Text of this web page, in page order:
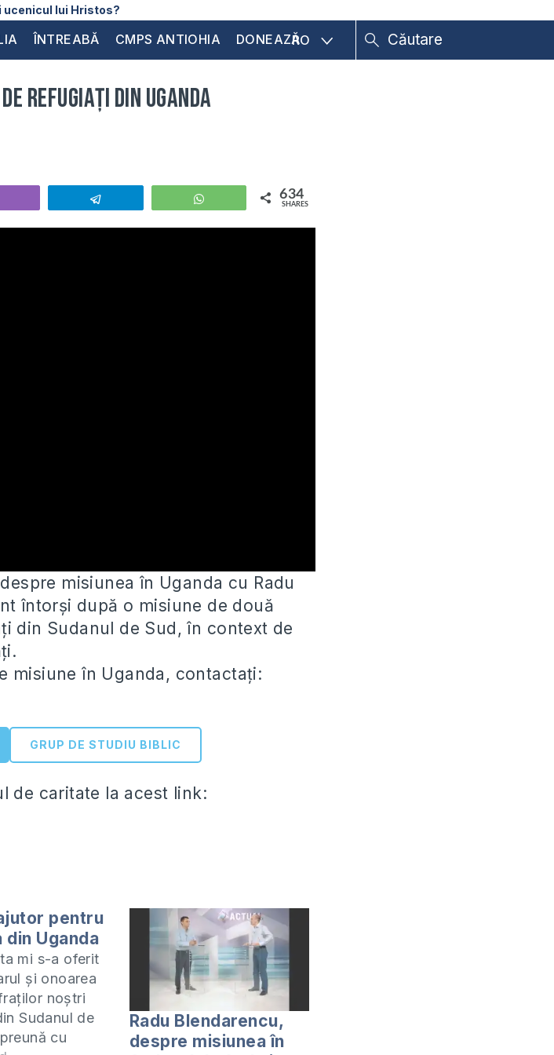
ucenicul lui Hristos?
ÎNTREABĂ CMPS ANTIOHIA DONEAZĂRO
refugiați din Uganda
WhatsApp 634
SHARES
misiunea în Uganda cu Radu
întorși după o misiune de două
din Sudanul de Sud, în context de
misiune în Uganda, contactați:
GRUP DE STUDIU BIBLIC
de caritate la acest link:
pentru
din Uganda
mi s-a oferit
și onoarea
noștri
Sudanul de
cu
Radu Blendarencu,
despre misiunea în